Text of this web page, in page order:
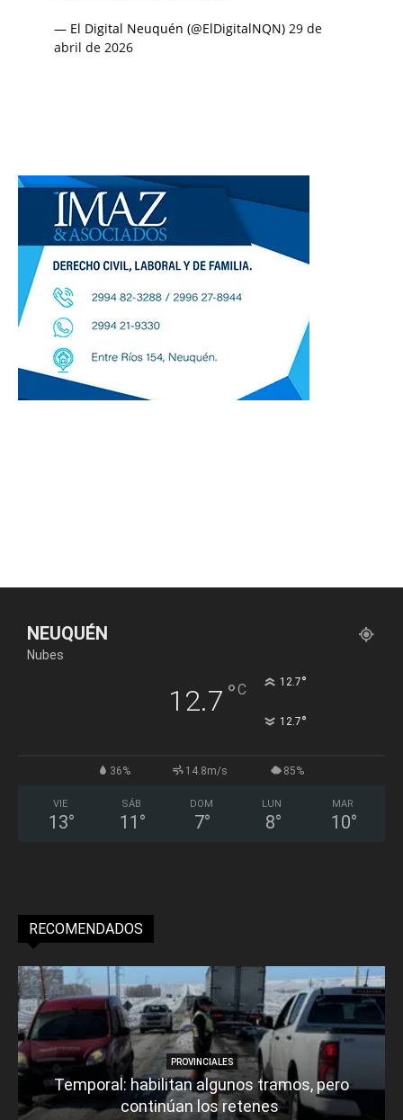
— El Digital Neuquén (@ElDigitalNQN) 29 de
abril de 2026
NEUQUÉN
Nubes
12.7 °C 12.7°
12.7°
36% 14.8m/s 85%
VIE
13°
SÁB
11 °
DOM
7°
LUN
8°
MAR
10°
RECOMENDADOS
PROVINCIALES
Temporal: habilitan algunos tramos, pero
continúan los retenes